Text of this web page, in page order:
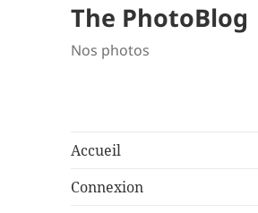
The PhotoBlog
Nos photos
Accueil
Connexion